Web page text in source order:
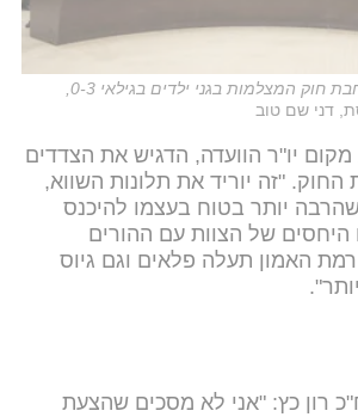
ועדת החינוך דנה בהרחבת חוק המצלמות בגני ילדים בגילאי 0-3,
דני שם טוב
יו"ר הוועדה, הדגיש את הצדדים
החוק. "זה יוריד את תלונות השווא,
יותר בטוח בעצמו להיכנס
היחסים של הצוות עם ההורים
האמון תעלה פלאים וגם גיוס
רון כץ: "אני לא מסכים שהצעת